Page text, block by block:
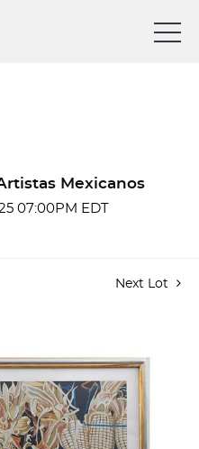
Mexicanos
07:00PM EDT
Next Lot